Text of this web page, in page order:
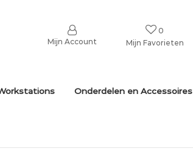
Mijn Account
0
Mijn Favorieten
Onderdelen en Accessoires